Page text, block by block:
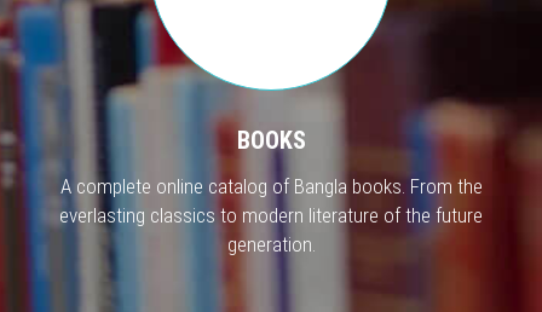
BOOKS
A complete online catalog of Bangla books. From the
everlasting classics to modern literature of the future
generation.